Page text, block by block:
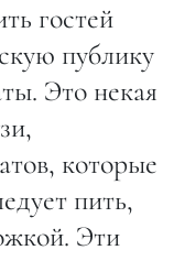
гостей
публику
Это некая
которые
пить,
Эти